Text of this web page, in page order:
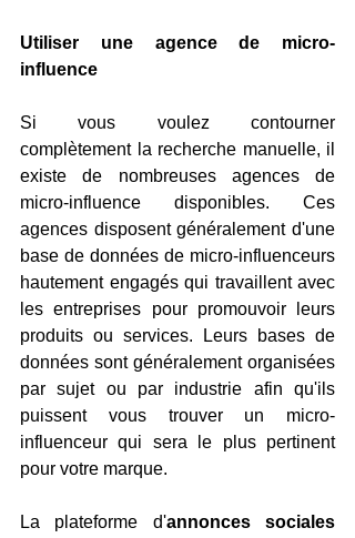
Utiliser une agence de micro-
influence
Si vous voulez contourner
complètement la recherche manuelle, il
existe de nombreuses agences de
micro-influence disponibles. Ces
agences disposent généralement d'une
base de données de micro-influenceurs
hautement engagés qui travaillent avec
les entreprises pour promouvoir leurs
produits ou services. Leurs bases de
données sont généralement organisées
par sujet ou par industrie afin qu'ils
puissent vous trouver un micro-
influenceur qui sera le plus pertinent
pour votre marque.
La plateforme d'